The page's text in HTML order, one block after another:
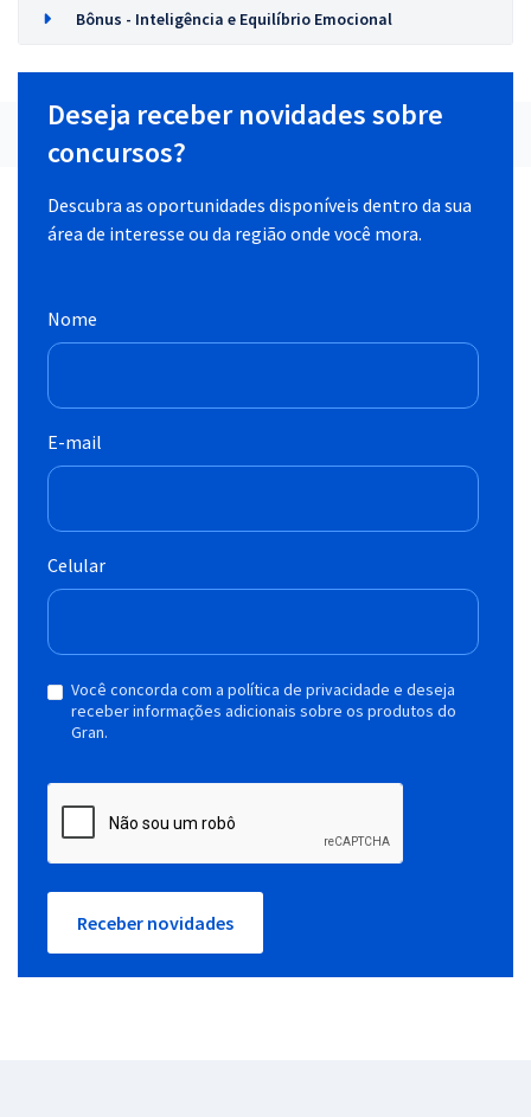
Bônus - Inteligência e Equilíbrio Emocional
Deseja receber novidades sobre
concursos?
Descubra as oportunidades disponíveis dentro da sua
área de interesse ou da região onde você mora.
Nome
E-mail
Celular
Você concorda com a política de privacidade e deseja
receber informações adicionais sobre os produtos do
Gran.
Receber novidades